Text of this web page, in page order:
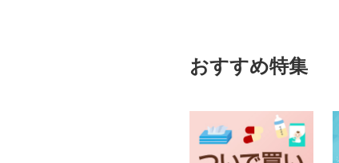
おすすめ特集